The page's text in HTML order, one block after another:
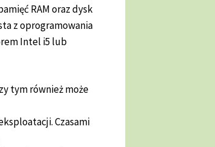
RAM oraz dysk
z oprogramowania
Intel i5 lub
tym również może
Czasami